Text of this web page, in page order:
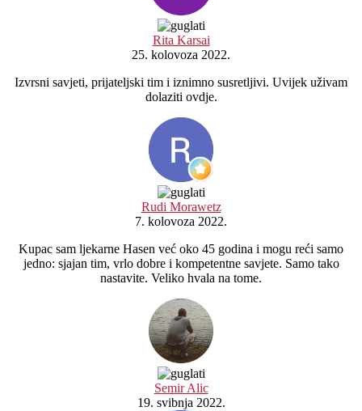
Rita Karsai
25. kolovoza 2022.
Izvrsni savjeti, prijateljski tim i iznimno susretljivi. Uvijek uživam
dolaziti ovdje.
Rudi Morawetz
7. kolovoza 2022.
Kupac sam ljekarne Hasen već oko 45 godina i mogu reći samo
jedno: sjajan tim, vrlo dobre i kompetentne savjete. Samo tako
nastavite. Veliko hvala na tome.
Semir Alic
19. svibnja 2022.